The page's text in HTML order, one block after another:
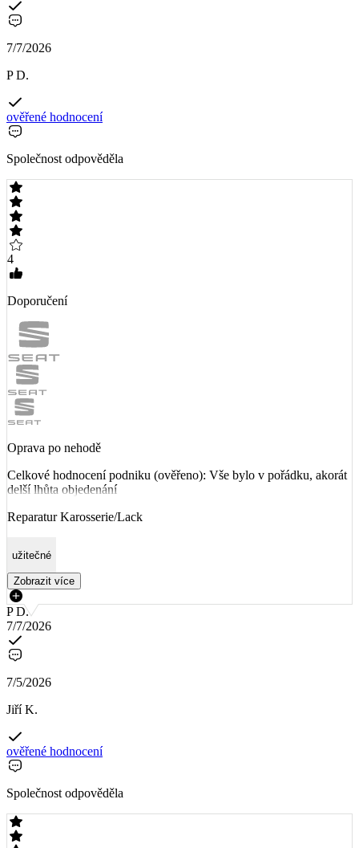
7/7/2026
P D.
ověřené hodnocení
Společnost odpověděla
4
Doporučení
Oprava po nehodě
Celkové hodnocení podniku (ověřeno): Vše bylo v pořádku, akorát
delší lhůta objedenání
Reparatur Karosserie/Lack
užitečné
Zobrazit více
P D.
7/7/2026
7/5/2026
Jiří K.
ověřené hodnocení
Společnost odpověděla